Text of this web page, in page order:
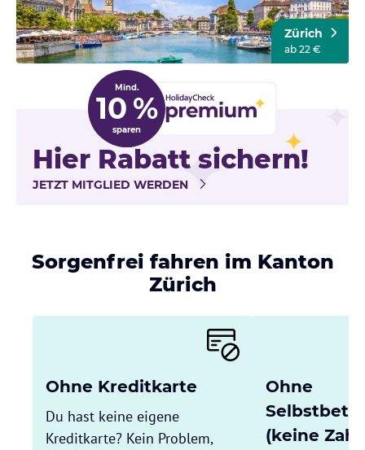
Zürich
ab 22 €
Mind.
10 %
sparen
Hier Rabatt sichern!
JETZT MITGLIED WERDEN
Sorgenfrei fahren im Kanton
Zürich
Ohne Kreditkarte
Du hast keine eigene
Kreditkarte? Kein Problem,
Ohne
(keine